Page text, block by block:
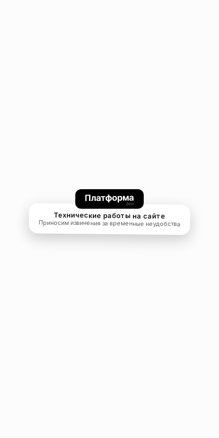
Технические работы на сайте
Приносим извинения за временные неудобства